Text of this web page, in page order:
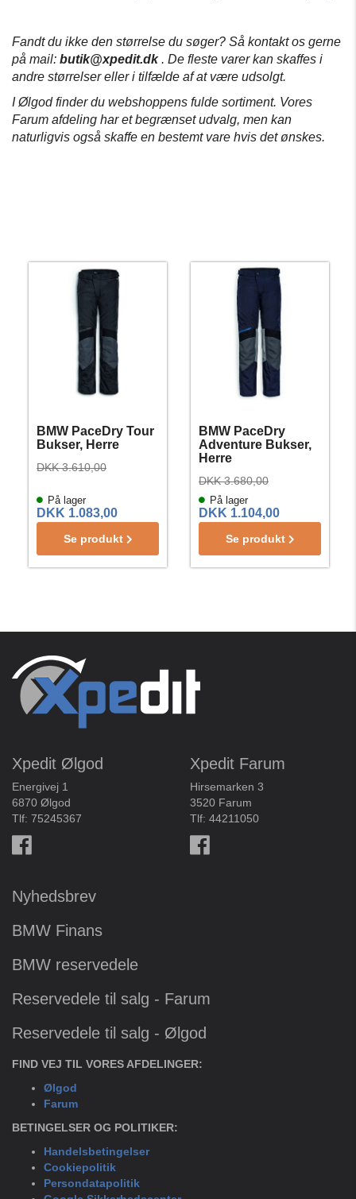
Fandt du ikke den størrelse du søger? Så kontakt os gerne
på mail: butik@xpedit.dk. De fleste varer kan skaffes i
andre størrelser eller i tilfælde af at være udsolgt.
I Ølgod finder du webshoppens fulde sortiment. Vores
Farum afdeling har et begrænset udvalg, men kan
naturligvis også skaffe en bestemt vare hvis det ønskes.
BMW PaceDry Tour
Bukser, Herre
På lager
DKK 3.610,00
DKK 1.083,00
Se produkt
BMW PaceDry
Adventure Bukser,
Herre
På lager
DKK 3.680,00
DKK 1.104,00
Se produkt
Xpedit Ølgod
Energivej 1
6870 Ølgod
Tlf: 75245367
Xpedit Farum
Hirsemarken 3
3520 Farum
Tlf: 44211050
Nyhedsbrev
BMW Finans
BMW reservedele
Reservedele til salg - Farum
Reservedele til salg - Ølgod
FIND VEJ TIL VORES AFDELINGER:
Ølgod
Farum
BETINGELSER OG POLITIKER:
Handelsbetingelser
Cookiepolitik
Persondatapolitik